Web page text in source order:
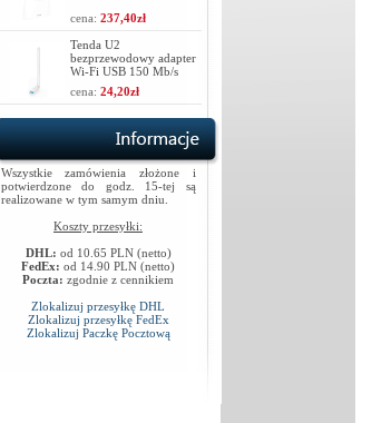
cena: 237,40zł
Tenda U2
bezprzewodowy adapter
Wi-Fi USB 150 Mb/s
cena: 24,20zł
Wszystkie zamówienia złożone i
potwierdzone do godz. 15-tej są
realizowane w tym samym dniu.
Koszty przesyłki:
DHL: od 10.65 PLN (netto)
FedEx: od 14.90 PLN (netto)
Poczta: zgodnie z cennikiem
Zlokalizuj przesyłkę DHL
Zlokalizuj przesyłkę FedEx
Zlokalizuj Paczkę Pocztową